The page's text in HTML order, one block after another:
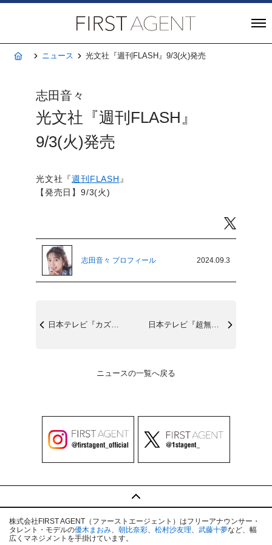
ホームニュース 光文社『週刊FLASH』9/3(火)発売
志田音々
光文社『週刊FLASH』
9/3(火)発売
光文社『週刊FLASH 』
【発売日】9/3(火)
志田音々 プロフィール 2024.09.3
日本テレビ『カズレーザーと学ぶ。』9/1... 日本テレビ『超無敵クラス』9/8(日)1...
ニュースの一覧へ戻る
株式会社FIRST AGENT（ファーストエージェント）はフリーアナウンサー・
タレント・モデルの優木まおみ、 朝比奈彩、 松村沙友理、 武藤十夢など、幅
広くマネジメントを手掛けています。